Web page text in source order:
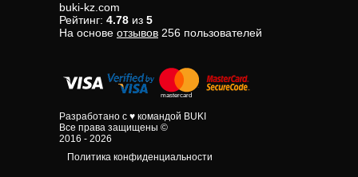
buki-kz.com
Рейтинг: 4.78 из 5
На основе отзывов 256 пользователей
Разработано с ♥ командой BUKI
Все права защищены ©
2016 - 2026
Политика конфиденциальности